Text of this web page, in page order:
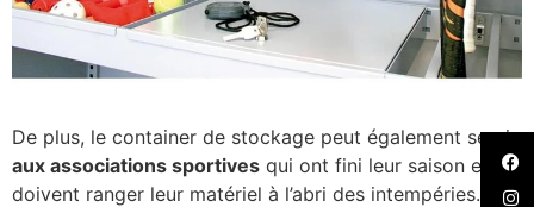
De plus, le container de stockage peut également servir
aux associations sportives qui ont fini leur saison et
doivent ranger leur matériel à l’abri des intempéries.